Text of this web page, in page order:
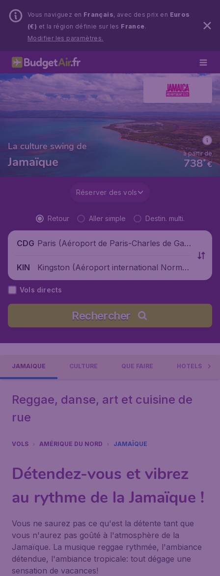
Vous naviguez en Français, avec des prix en Euros
(€) et la région définie sur les France.
Modifier les paramètres.
La culture swing de
Jamaïque €
738*
à partir de
Réserver des vols
Retour Aller simple Destin. multi.
CDG Paris (Aéroport de Paris-Charles de Gaul
KIN
Kingston (Aéroport international Norman
Manley), Jamaïque
Vols directs
Rechercher
JAMAÏQUE CULTURE QUE FAIRE HOTELS
Reggae, danse, art et cuisine de
rue
VOLS AMÉRIQUE DU NORD JAMAÏQUE
Détendez-vous et vibrez
au rythme de la Jamaïque !
Vous ne saurez pas ce qu'est la détente tant que
vous n'aurez pas goûté à l'atmosphère de la
Jamaïque. La musique reggae rythmée, l'ambiance
détendue, l'ambiance tropicale: tout dégage une
sensation de vacances!